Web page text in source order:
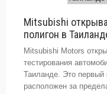
Mitsubishi
полигон в
Mitsubishi Motors
тестирования
Таиланде. Это первый
расположен за